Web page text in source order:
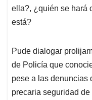
ella?, ¿quién se hará
está?
Pude dialogar
de Policía que
pese a las denuncias
precaria seguridad